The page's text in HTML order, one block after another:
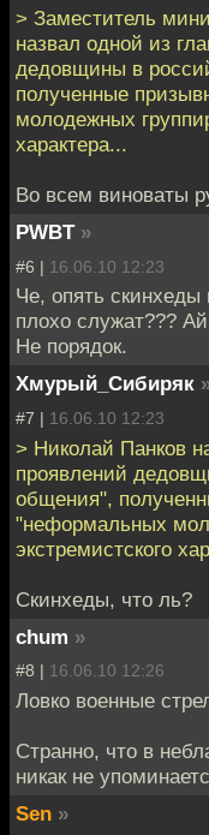
> Заместитель
назвал одной из
дедовщины в
полученные
молодежных
характера...
Во всем виноваты
PWBT »
#6 | 16.06.10 12:23
Че, опять
плохо служат???
Не порядок.
Хмурый_Сибиряк
#7 | 16.06.10 12:23
> Николай Панков
проявлений
общения",
"неформальных
экстремистского
Скинхеды, что ль?
chum »
#8 | 16.06.10 12:26
Ловко военные
Странно, что в
никак не
Sen »